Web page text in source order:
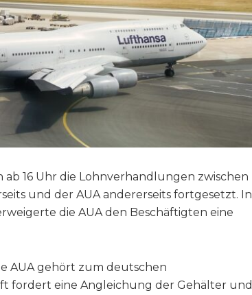
16 Uhr die Lohnverhandlungen zwischen
und der AUA andererseits fortgesetzt. In
die AUA den Beschäftigten eine
AUA gehört zum deutschen
fordert eine Angleichung der Gehälter und